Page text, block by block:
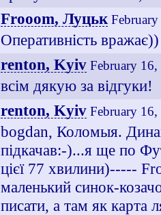
Frooom, Луцьк
Оперативність
renton, Kyiv February
всім дякую за відгуки!
renton, Kyiv February
bogdan, Коломыя.
підкачав:-)...я ще по
цієї 77 хвилини)-----
маленький синок-
писати, а там як карта